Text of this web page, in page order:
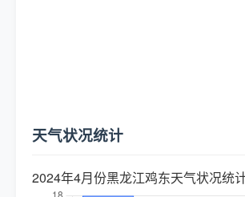
天气状况统计
2024年4月份黑龙江鸡东天气状况统